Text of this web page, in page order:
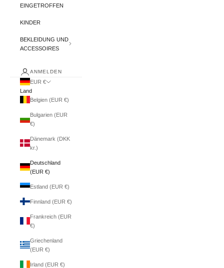
EINGETROFFEN
KINDER
BEKLEIDUNG UND
ACCESSOIRES
ANMELDEN
EUR €
Land
Belgien (EUR €)
Bulgarien (EUR
€)
Dänemark (DKK
kr.)
Deutschland
(EUR €)
Estland (EUR €)
Finnland (EUR €)
Frankreich (EUR
€)
Griechenland
(EUR €)
Irland (EUR €)